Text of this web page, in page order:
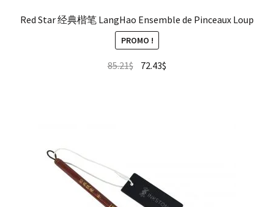
Red Star 经典楷笔 LangHao Ensemble de Pinceaux Loup
PROMO !
85.21$ 72.43$